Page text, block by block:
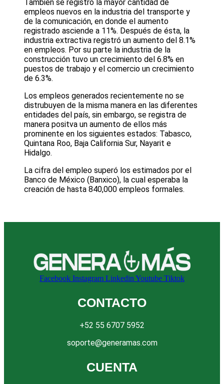
También se registró la mayor cantidad de
empleos nuevos en la industria del transporte y
de la comunicación, en donde el aumento
registrado asciende a 11%. Después de ésta, la
industria extractiva registró un aumento del 8.1%
en empleos. Por su parte la industria de la
construcción tuvo un crecimiento del 6.8% en
puestos de trabajo y el comercio un crecimiento
de 6.3%.
Los empleos generados recientemente no se
distrubuyen de la misma manera en las diferentes
entidades del país, sin embargo, se registra de
manera positva un aumento de ellos más
prominente en los siguientes estados: Tabasco,
Quintana Roo, Baja California Sur, Nayarit e
Hidalgo.
La cifra del empleo superó los estimados por el
Banco de México (Banxico), la cual esperaba la
creación de hasta 840,000 empleos formales.
Facebook Instagram LinkedinYoutube Tiktok
CONTACTO
+52 55 6707 5952
soporte@generamas.com
CUENTA